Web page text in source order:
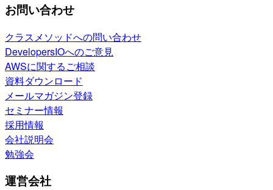
お問い合わせ
クラスメソッドへの問い合わせ
DevelopersIOへのご意見
AWSに関するご相談
資料ダウンロード
メールマガジン登録
セミナー情報
採用情報
会社説明会
勉強会
運営会社